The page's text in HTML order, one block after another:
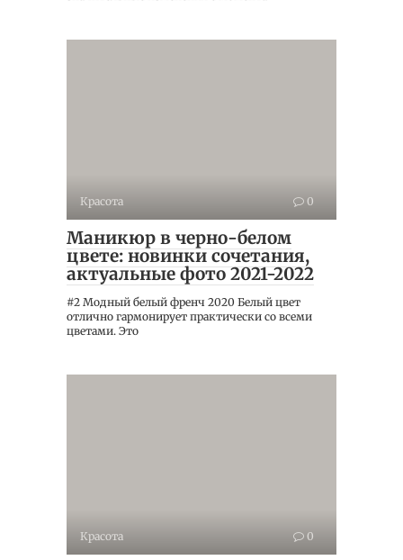
Красота 0
Маникюр в черно-белом
цвете: новинки сочетания,
актуальные фото 2021-2022
#2 Модный белый френч 2020 Белый цвет
отлично гармонирует практически со всеми
цветами. Это
Красота 0